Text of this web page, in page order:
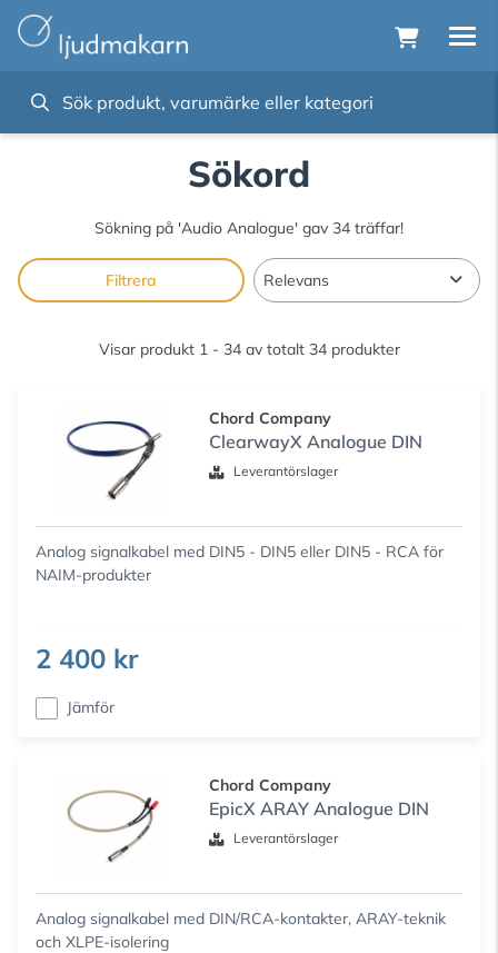
Sökord
Sökning på 'Audio Analogue' gav 34 träffar!
Filtrera
Visar produkt 1 - 34 av totalt 34 produkter
Chord Company
ClearwayX Analogue DIN
Leverantörslager
Analog signalkabel med DIN5 - DIN5 eller DIN5 - RCA för
NAIM-produkter
2 400 kr
Jämför
Chord Company
EpicX ARAY Analogue DIN
Leverantörslager
Analog signalkabel med DIN/RCA-kontakter, ARAY-teknik
och XLPE-isolering